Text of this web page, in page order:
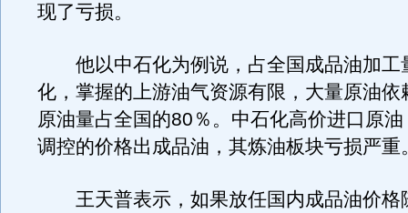
现了亏损。
他以中石化为例说，占全国成品油加工
化，掌握的上游油气资源有限，大量原油依
原油量占全国的80％。中石化高价进口原
调控的价格出成品油，其炼油板块亏损严重
王天普表示，如果放任国内成品油价格